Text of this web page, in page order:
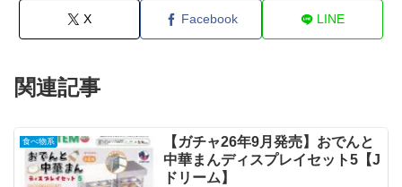
X Facebook LINE
関連記事
食べ物系
【ガチャ26年9月発売】おでんと
中華まんディスプレイセット5【J
ドリーム】